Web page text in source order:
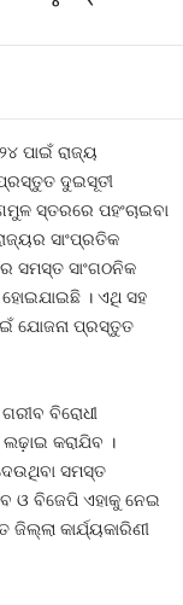
ପାଇଁ ରାଜ୍ୟ
ପ୍ରସ୍ତୁତ ଦୁଇସୂତୀ
ସ୍ତରରେ ପହଂଚାଇବା
ସାଂପ୍ରତିକ
ସମସ୍ତ ସାଂଗଠନିକ
ହୋଇଯାଇଛି । ଏଥି ସହ
ଯୋଜନା ପ୍ରସ୍ତୁତ
ବିରୋଧୀ
କରାଯିବ ।
ସମସ୍ତ
ଓ ବିଜେପି ଏହାକୁ ନେଇ
କାର୍ଯ୍ୟକାରିଣୀ